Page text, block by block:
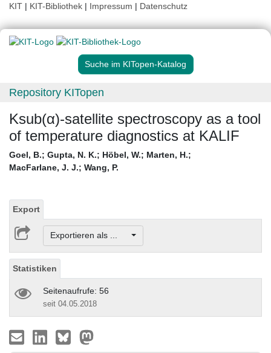
KIT | KIT-Bibliothek | Impressum | Datenschutz
Suche im KITopen-Katalog
Repository KITopen
Ksub(α)-satellite spectroscopy as a tool
of temperature diagnostics at KALIF
Goel, B.; Gupta, N. K.; Höbel, W.; Marten, H.;
MacFarlane, J. J.; Wang, P.
Export
Exportieren als ...
Statistiken
Seitenaufrufe: 56
seit 04.05.2018